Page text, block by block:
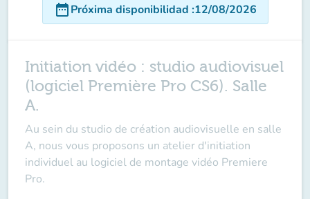
date_rangePróxima disponibilidad :12/08/2026
Initiation vidéo : studio audiovisuel
(logiciel Première Pro CS6). Salle
A.
Au sein du studio de création audiovisuelle en salle
A, nous vous proposons un atelier d'initiation
individuel au logiciel de montage vidéo Premiere
Pro.